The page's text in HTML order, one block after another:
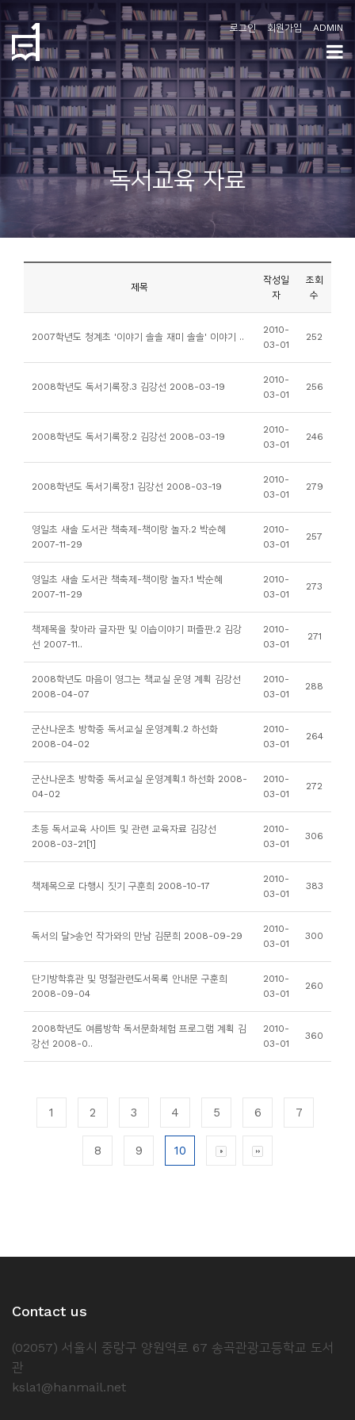
로그인 회원가입 ADMIN
독서교육 자료
제목
작성일
자
조회
수
2007학년도 청계초 '이야기 솔솔 재미 솔솔' 이야기 ..
2010-
03-01
252
2008학년도 독서기록장.3 김강선 2008-03-19
2010-
03-01
256
2008학년도 독서기록장.2 김강선 2008-03-19
2010-
03-01
246
2008학년도 독서기록장.1 김강선 2008-03-19
2010-
03-01
279
영일초 새솔 도서관 책축제-책이랑 놀자.2 박순혜
2007-11-29
2010-
03-01
257
영일초 새솔 도서관 책축제-책이랑 놀자.1 박순혜
2007-11-29
2010-
03-01
273
책제목을 찾아라 글자판 및 이솝이야기 퍼즐판.2 김강
선 2007-11..
2010-
03-01
271
2008학년도 마음이 영그는 책교실 운영 계획 김강선
2008-04-07
2010-
03-01
288
군산나운초 방학중 독서교실 운영계획.2 하선화
2008-04-02
2010-
03-01
264
군산나운초 방학중 독서교실 운영계획.1 하선화 2008-
04-02
2010-
03-01
272
초등 독서교육 사이트 및 관련 교육자료 김강선
2008-03-21[1]
2010-
03-01
306
책제목으로 다행시 짓기 구훈희 2008-10-17
2010-
03-01
383
독서의 달>송언 작가와의 만남 김문희 2008-09-29
2010-
03-01
300
단기방학휴관 및 명절관련도서목록 안내문 구훈희
2008-09-04
2010-
03-01
260
2008학년도 여름방학 독서문화체험 프로그램 계획 김
강선 2008-0..
2010-
03-01
360
1 2 3 4 5 6 7
8 9 10
Contact us
(02057) 서울시 중랑구 양원역로 67 송곡관광고등학교 도서
관
ksla1@hanmail.net
학
도
협
소
개
지
사
아
첩
자
및